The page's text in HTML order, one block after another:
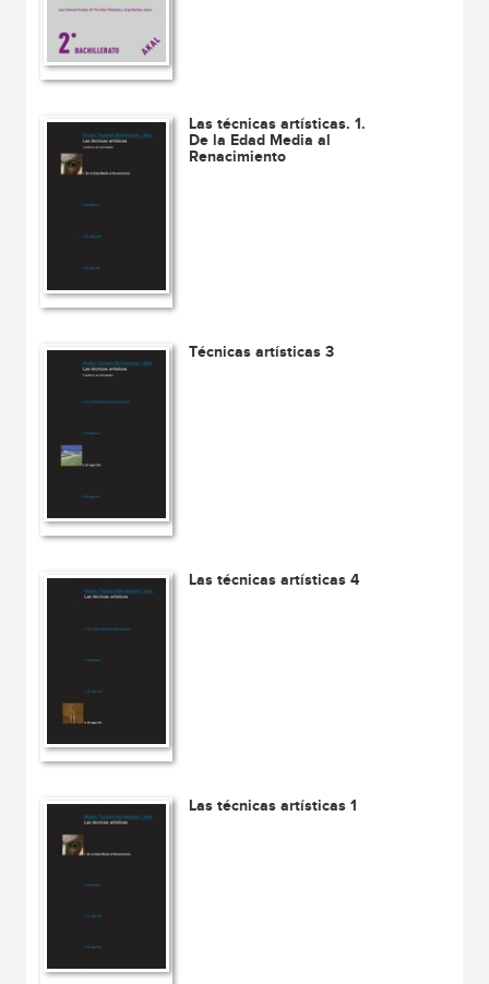
Las técnicas artísticas. 1.
De la Edad Media al
Renacimiento
Técnicas artísticas 3
Las técnicas artísticas 4
Las técnicas artísticas 1